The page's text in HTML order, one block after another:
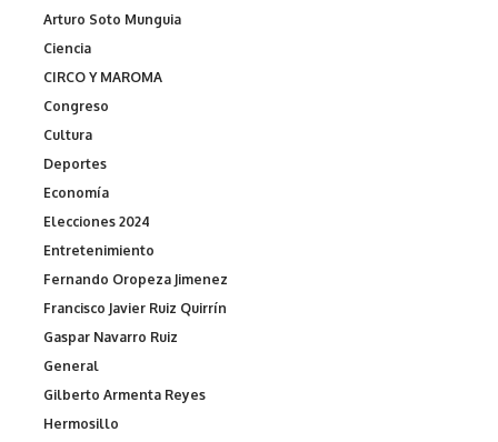
Arturo Soto Munguia
Ciencia
CIRCO Y MAROMA
Congreso
Cultura
Deportes
Economía
Elecciones 2024
Entretenimiento
Fernando Oropeza Jimenez
Francisco Javier Ruiz Quirrín
Gaspar Navarro Ruiz
General
Gilberto Armenta Reyes
Hermosillo